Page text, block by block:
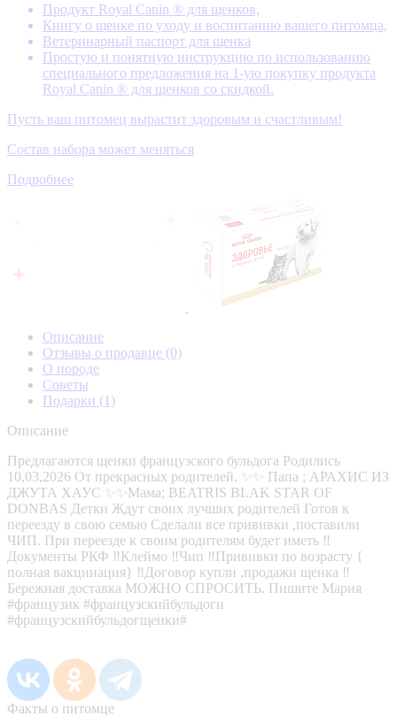
Продукт Royal Canin ® для щенков,
Книгу о щенке по уходу и воспитанию вашего питомца,
Ветеринарный паспорт для щенка
Простую и понятную инструкцию по использованию
специального предложения на 1-ую покупку продукта
Royal Canin ® для щенков со скидкой.
Пусть ваш питомец вырастит здоровым и счастливым!
Состав набора может меняться
Подробнее
Описание
Отзывы о продавце (0)
О породе
Советы
Подарки (1)
Описание
Предлагаются щенки французского бульдога Родились
10,03,2026 От прекрасных родителей. ✨✨ Папа ; АРАХИС ИЗ
ДЖУТА ХАУС ✨✨Мама; BEATRIS BLAK STAR OF
DONBAS Детки Ждут своих лучших родителей Готов к
переезду в свою семью Сделали все прививки ,поставили
ЧИП. При переезде к своим родителям будет иметь ‼
Документы РКФ ‼Клеймо ‼Чип ‼Прививки по возрасту {
полная вакцинация} ‼Договор купли ,продажи щенка ‼
Бережная доставка МОЖНО СПРОСИТЬ. Пишите Мария
#французик #французскийбульдоги
#французскийбульдогщенки#
Факты о питомце